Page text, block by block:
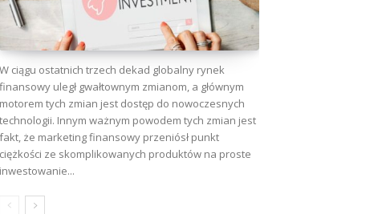
W ciągu ostatnich trzech dekad globalny rynek
finansowy uległ gwałtownym zmianom, a głównym
motorem tych zmian jest dostęp do nowoczesnych
technologii. Innym ważnym powodem tych zmian jest
fakt, że marketing finansowy przeniósł punkt
ciężkości ze skomplikowanych produktów na proste
inwestowanie...